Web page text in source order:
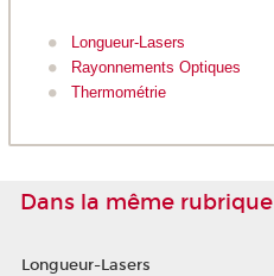
Longueur-Lasers
Rayonnements Optiques
Thermométrie
Dans la même rubrique
Longueur-Lasers